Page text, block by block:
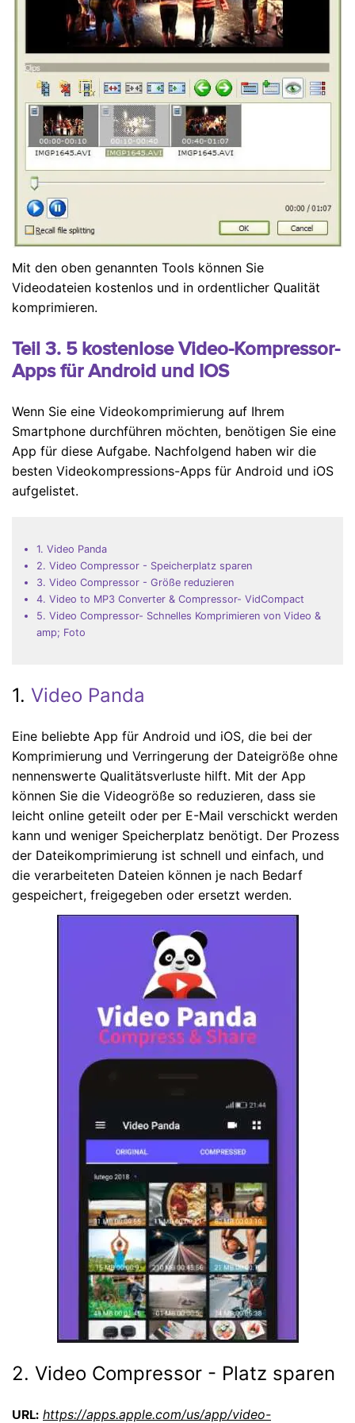
Mit den oben genannten Tools können Sie
Videodateien kostenlos und in ordentlicher Qualität
komprimieren.
Teil 3. 5 kostenlose Video-Kompressor-
Apps für Android und IOS
Wenn Sie eine Videokomprimierung auf Ihrem
Smartphone durchführen möchten, benötigen Sie eine
App für diese Aufgabe. Nachfolgend haben wir die
besten Videokompressions-Apps für Android und iOS
aufgelistet.
1. Video Panda
2. Video Compressor - Speicherplatz sparen
3. Video Compressor - Größe reduzieren
4. Video to MP3 Converter & Compressor- VidCompact
5. Video Compressor- Schnelles Komprimieren von Video &
amp; Foto
1. Video Panda
Eine beliebte App für Android und iOS, die bei der
Komprimierung und Verringerung der Dateigröße ohne
nennenswerte Qualitätsverluste hilft. Mit der App
können Sie die Videogröße so reduzieren, dass sie
leicht online geteilt oder per E-Mail verschickt werden
kann und weniger Speicherplatz benötigt. Der Prozess
der Dateikomprimierung ist schnell und einfach, und
die verarbeiteten Dateien können je nach Bedarf
gespeichert, freigegeben oder ersetzt werden.
2. Video Compressor - Platz sparen
URL: https://apps.apple.com/us/app/video-